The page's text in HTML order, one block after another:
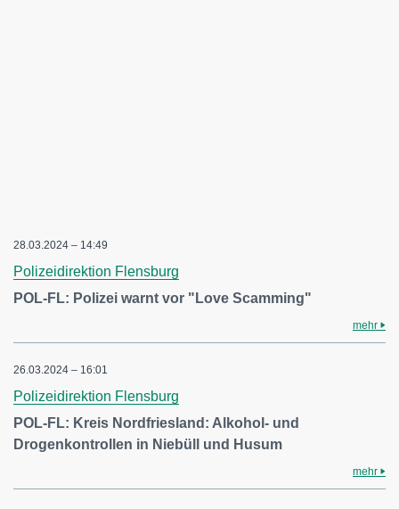
28.03.2024 – 14:49
Polizeidirektion Flensburg
POL-FL: Polizei warnt vor "Love Scamming"
mehr
26.03.2024 – 16:01
Polizeidirektion Flensburg
POL-FL: Kreis Nordfriesland: Alkohol- und
Drogenkontrollen in Niebüll und Husum
mehr